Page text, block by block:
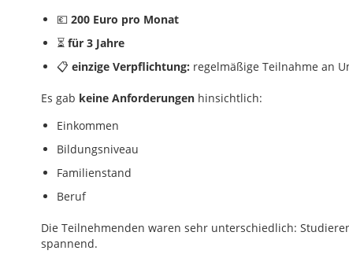
💶 200 Euro pro Monat
⏳ für 3 Jahre
📋 einzige Verpflichtung: regelmäßige Teilnahme an
Es gab keine Anforderungen hinsichtlich:
Einkommen
Bildungsniveau
Familienstand
Beruf
Die Teilnehmenden waren sehr unterschiedlich:
spannend.